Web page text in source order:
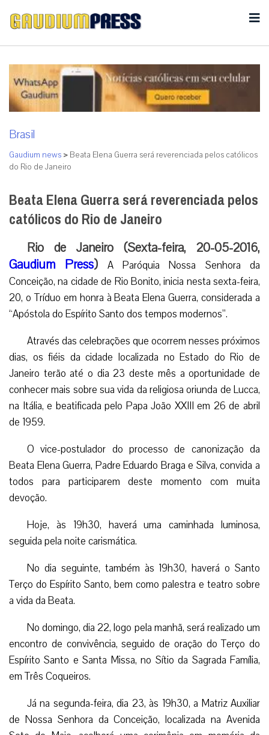
Brasil
Gaudium news > Beata Elena Guerra será reverenciada pelos católicos
do Rio de Janeiro
Beata Elena Guerra será reverenciada pelos
católicos do Rio de Janeiro
Rio de Janeiro (Sexta-feira, 20-05-2016,
Gaudium Press) A Paróquia Nossa Senhora da
Conceição, na cidade de Rio Bonito, inicia nesta sexta-feira,
20, o Tríduo em honra à Beata Elena Guerra, considerada a
“Apóstola do Espírito Santo dos tempos modernos”.
Através das celebrações que ocorrem nesses próximos
dias, os fiéis da cidade localizada no Estado do Rio de
Janeiro terão até o dia 23 deste mês a oportunidade de
conhecer mais sobre sua vida da religiosa oriunda de Lucca,
na Itália, e beatificada pelo Papa João XXIII em 26 de abril
de 1959.
O vice-postulador do processo de canonização da
Beata Elena Guerra, Padre Eduardo Braga e Silva, convida a
todos para participarem deste momento com muita
devoção.
Hoje, às 19h30, haverá uma caminhada luminosa,
seguida pela noite carismática.
No dia seguinte, também às 19h30, haverá o Santo
Terço do Espírito Santo, bem como palestra e teatro sobre
a vida da Beata.
No domingo, dia 22, logo pela manhã, será realizado um
encontro de convivência, seguido de oração do Terço do
Espírito Santo e Santa Missa, no Sítio da Sagrada Família,
em Três Coqueiros.
Já na segunda-feira, dia 23, às 19h30, a Matriz Auxiliar
de Nossa Senhora da Conceição, localizada na Avenida